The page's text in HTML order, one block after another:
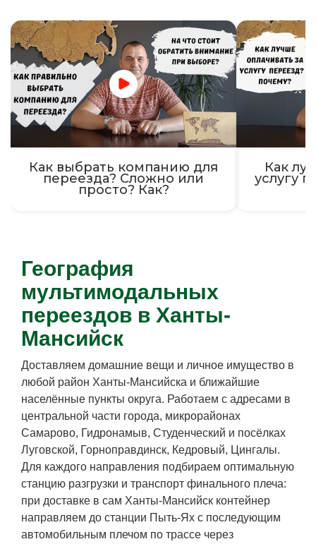
Как выбрать компанию для
переезда? Сложно или
просто? Как?
Как
услугу
География
мультимодальных
переездов в Ханты-
Мансийск
Доставляем домашние вещи и личное имущество в
любой район Ханты-Мансийска и ближайшие
населённые пункты округа. Работаем с адресами в
центральной части города, микрорайонах
Самарово, Гидронамыв, Студенческий и посёлках
Луговской, Горноправдинск, Кедровый, Цингалы.
Для каждого направления подбираем оптимальную
станцию разгрузки и транспорт финального плеча:
при доставке в сам Ханты-Мансийск контейнер
направляем до станции Пыть-Ях с последующим
автомобильным плечом по трассе через